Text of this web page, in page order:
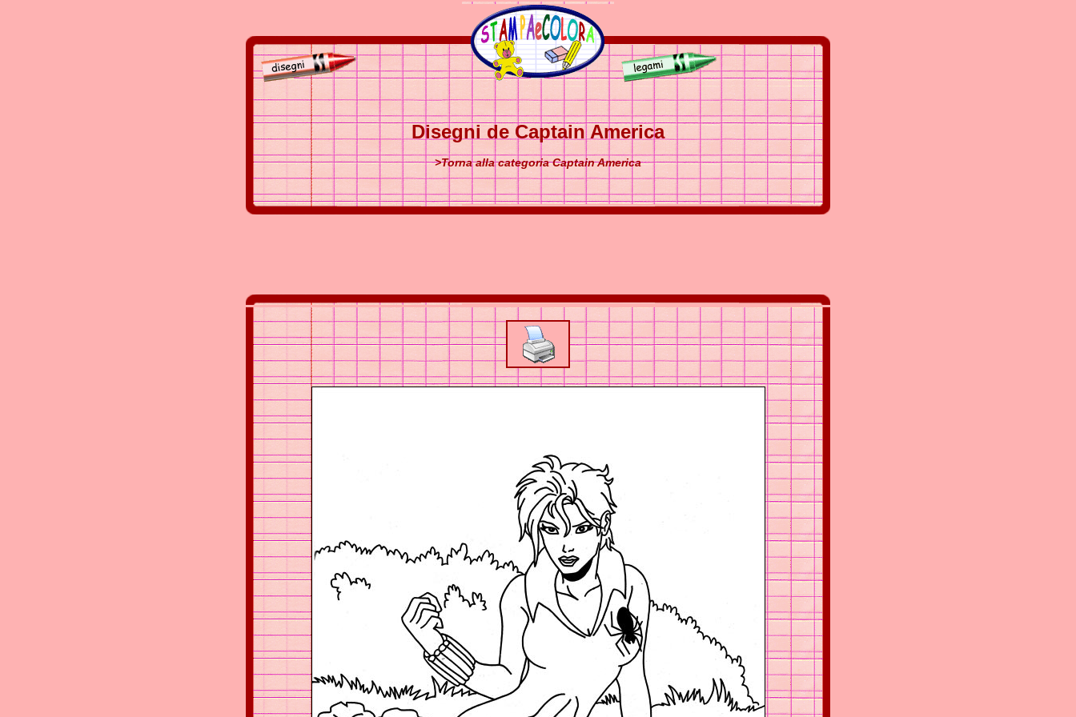
Disegni de Captain America
>Torna alla categoria Captain America